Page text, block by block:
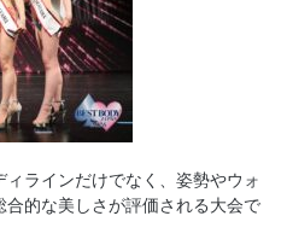
ラインだけでなく、姿勢やウォ
的な美しさが評価される大会で